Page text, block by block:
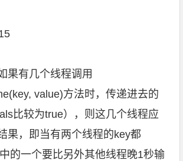
果有几个线程调用
value)方法时，传递进去的
比较为true），则这几个线程应
果，即当有两个线程的key都
的一个要比另外其他线程晚1秒输